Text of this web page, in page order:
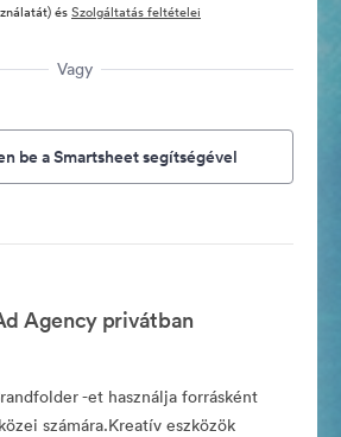
ésSzolgáltatás feltételei
Vagy
be a Smartsheet segítségével
Agency privátban
-et használja forrásként
számára.Kreatív eszközök